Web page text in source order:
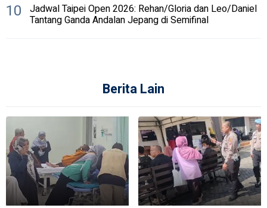
10 Jadwal Taipei Open 2026: Rehan/Gloria dan Leo/Daniel
Tantang Ganda Andalan Jepang di Semifinal
Berita Lain